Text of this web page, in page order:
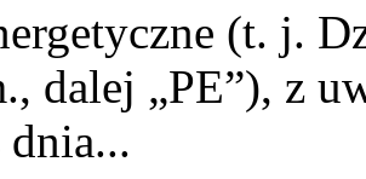
(t. j.
dalej „PE”), z